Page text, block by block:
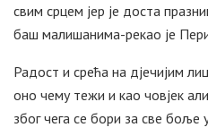
свим срцем јер је доста
баш малишанима-рекао је
Радост и срећа на дјечијим
оно чему тежи и као човјек
због чега се бори за све